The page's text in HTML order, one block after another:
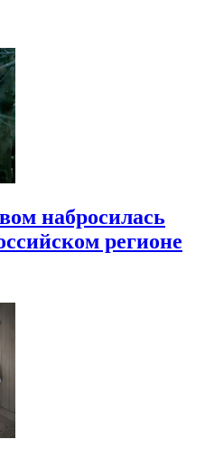
набросилась
регионе